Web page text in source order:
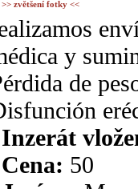
>> zvětšení fotky <<
y
de
Inzerát
Cena: 50